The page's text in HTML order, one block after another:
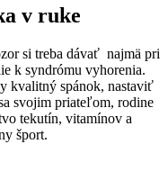
v ruke
si treba dávať najmä pri
k syndrómu vyhorenia.
kvalitný spánok, nastaviť
svojim priateľom, rodine
tekutín, vitamínov a
šport.